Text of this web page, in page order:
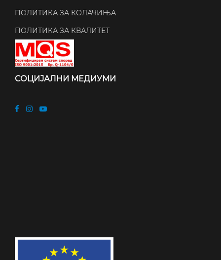
ПОЛИТИКА ЗА КОЛАЧИЊА
ПОЛИТИКА ЗА КВАЛИТЕТ
СОЦИЈАЛНИ МЕДИУМИ